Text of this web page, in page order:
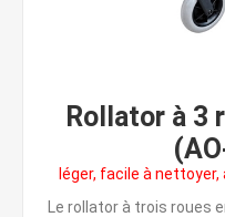
Rollator à 3
léger, facile à
Le rollator à trois roues